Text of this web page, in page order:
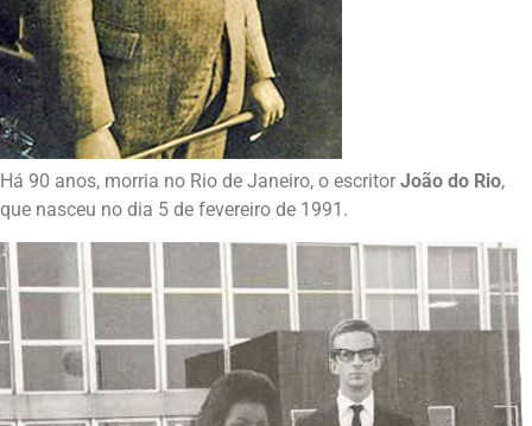
Há 90 anos, morria no Rio de Janeiro, o escritor João do Rio,
que nasceu no dia 5 de fevereiro de 1991.